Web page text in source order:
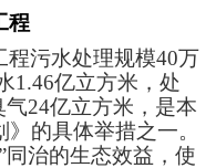
程
污水处理规模40万
1.46亿立方米，处
24亿立方米，是本
的具体举措之一。
同治的生态效益，使